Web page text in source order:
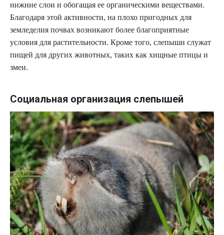
нижние слои и обогащая ее органическими веществами.
Благодаря этой активности, на плохо пригодных для
земледелия почвах возникают более благоприятные
условия для растительности. Кроме того, слепыши служат
пищей для других животных, таких как хищные птицы и
змеи.
Социальная организация слепышей